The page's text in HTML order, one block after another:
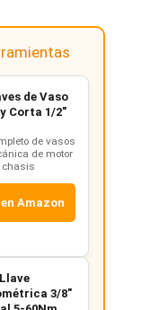
de Vaso
Corta 1/2"
de vasos
de motor
chasis
en Amazon
Llave
3/8"